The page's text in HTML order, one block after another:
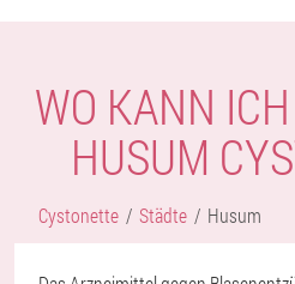
WO KANN
HUSUM
Cystonette Städte Husum